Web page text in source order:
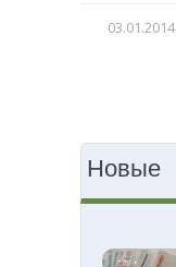
03.01.2014
Новые